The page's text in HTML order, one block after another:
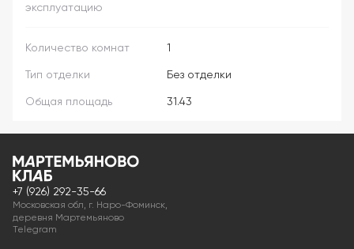
эксплуатацию
Количество комнат 1
Тип отделки Без отделки
Общая площадь 31.43
+7 (926) 292-35-66
Московская обл, г. Наро-Фоминск,
деревня Мартемьяново
Telegram